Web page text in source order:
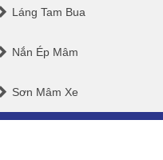
Láng Tam Bua
Nắn Ép Mâm
Sơn Mâm Xe